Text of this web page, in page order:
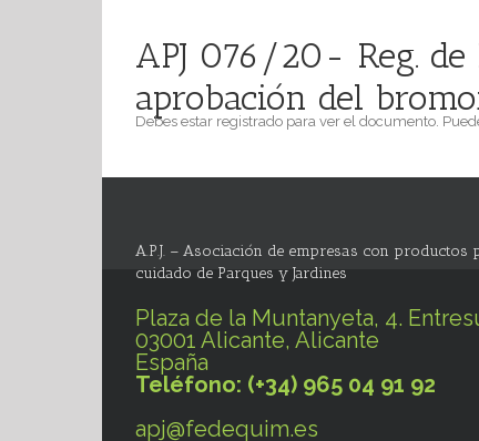
APJ 076/20- Reg.
aprobación del
Debes estar registrado para ver el documento.
A.P.J. – Asociación de empresas con productos
cuidado de Parques y Jardines
Plaza de la Muntanyeta, 4.
03001 Alicante, Alicante
España
Teléfono: (+34) 965 04 91 92
apj@fedequim.es